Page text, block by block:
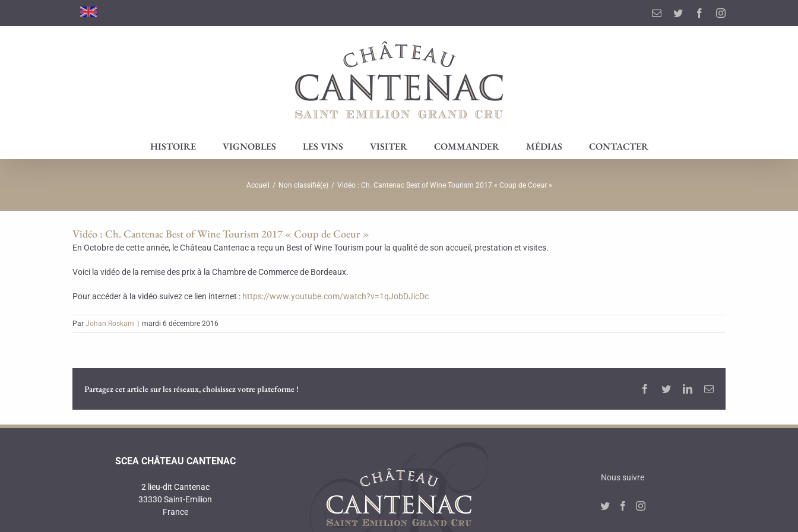
EmailTwitter FacebookInstagram
HISTOIRE VIGNOBLES LES VINS VISITER COMMANDER MÉDIAS CONTACTER
Accueil / Non classifié(e) / Vidéo : Ch. Cantenac Best of Wine Tourism 2017 « Coup de Coeur »
Vidéo : Ch. Cantenac Best of Wine Tourism 2017 « Coup de Coeur »
En Octobre de cette année, le Château Cantenac a reçu un Best of Wine Tourism pour la qualité de son accueil, prestation et visites.
Voici la vidéo de la remise des prix à la Chambre de Commerce de Bordeaux.
Pour accéder à la vidéo suivez ce lien internet : https://www.youtube.com/watch?v=1qJobDJicDc
Par Johan Roskam mardi 6 décembre 2016
Partagez cet article sur les réseaux, choisissez votre plateforme ! Facebook
TwitterLinkedInEmail
SCEA CHÂTEAU CANTENAC
2 lieu-dit Cantenac
33330 Saint-Emilion
France
Nous suivre